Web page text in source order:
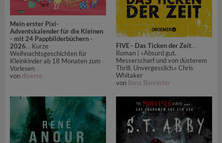
Mein erster Pixi-
Adventskalender für die Kleinen
- mit 24 Pappbilderbüchern -
2026. . Kurze
Weihnachtsgeschichten für
Kleinkinder ab 18 Monaten zum
Vorlesen
von diverse
FIVE - Das Ticken der Zeit. .
Roman | »Absurd gut.
Messerscharf und von düsterem
Thrill. Unvergesslich.« Chris
Whitaker
von Ilona Bannister